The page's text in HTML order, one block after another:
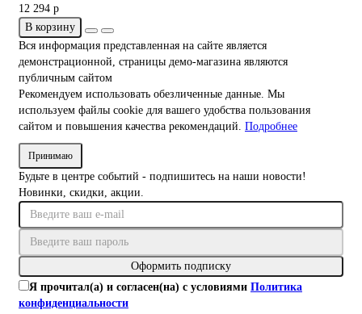
12 294 р
В корзину
Вся информация представленная на сайте является
демонстрационной, страницы демо-магазина являются
публичным сайтом
Рекомендуем использовать обезличенные данные. Мы
используем файлы cookie для вашего удобства пользования
сайтом и повышения качества рекомендаций. Подробнее
Принимаю
Будьте в центре событий - подпишитесь на наши новости!
Новинки, скидки, акции.
Оформить подписку
Я прочитал(а) и согласен(на) с условиями Политика
конфиденциальности